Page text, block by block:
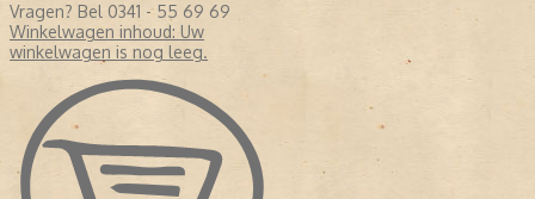
Vragen? Bel 0341 - 55 69 69
Winkelwagen inhoud: Uw
winkelwagen is nog leeg.